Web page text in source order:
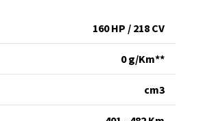
160 HP / 218 CV
0 g/Km**
cm3